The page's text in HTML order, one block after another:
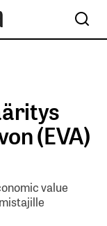
(EVA)
value